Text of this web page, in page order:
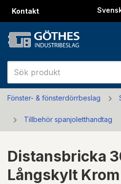
Kontakt
Fönster- & fönsterdörrbeslag
Tillbehör spanjoletthandtag
Distansbricka
Långskylt Krom